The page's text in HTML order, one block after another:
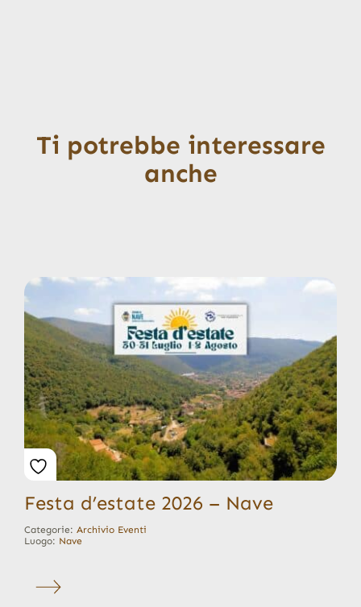
Ti potrebbe interessare
anche
Festa d’estate 2026 – Nave
Categorie: Archivio Eventi
Luogo: Nave